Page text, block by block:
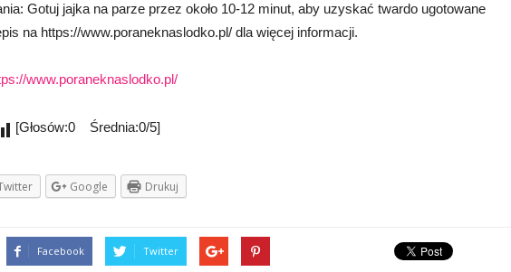
Gotuj jajka na parze przez około 10-12 minut, aby uzyskać twardo ugotowane
na https://www.poraneknaslodko.pl/ dla więcej informacji.
www.poraneknaslodko.pl/
[Głosów:0 Średnia:0/5]
Google Drukuj
Facebook Twitter